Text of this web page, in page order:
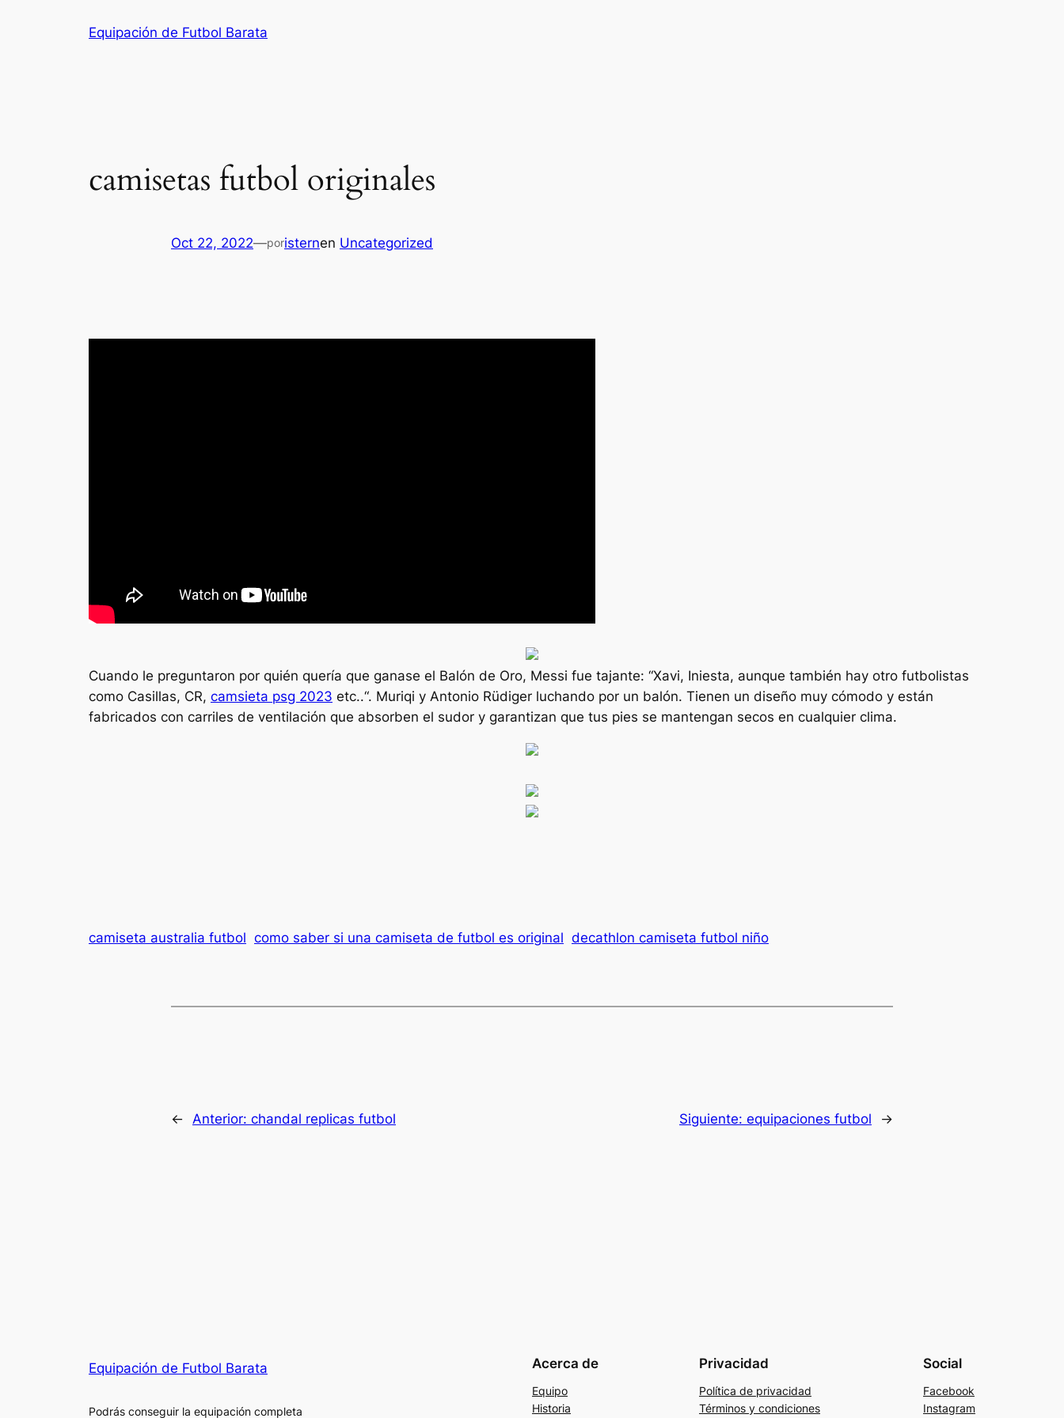
Equipación de Futbol Barata
camisetas futbol originales
Oct 22, 2022—poristernen Uncategorized
Cuando le preguntaron por quién quería que ganase el Balón de Oro, Messi fue tajante: “Xavi, Iniesta, aunque también hay otro futbolistas
como Casillas, CR, camsieta psg 2023 etc..“. Muriqi y Antonio Rüdiger luchando por un balón. Tienen un diseño muy cómodo y están
fabricados con carriles de ventilación que absorben el sudor y garantizan que tus pies se mantengan secos en cualquier clima.
camiseta australia futbol como saber si una camiseta de futbol es original decathlon camiseta futbol niño
← Anterior: chandal replicas futbol Siguiente: equipaciones futbol →
Equipación de Futbol Barata
Podrás conseguir la equipación completa
Acerca de
Equipo
Historia
Privacidad
Política de privacidad
Términos y condiciones
Social
Facebook
Instagram